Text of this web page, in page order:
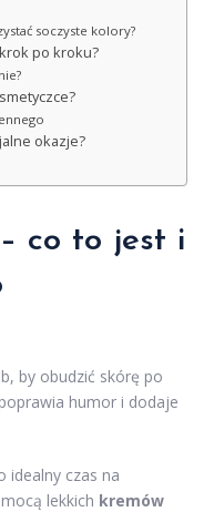
soczyste kolory?
po kroku?
okazje?
co to jest i
by obudzić skórę po
humor i dodaje
idealny czas na
lekkich kremów